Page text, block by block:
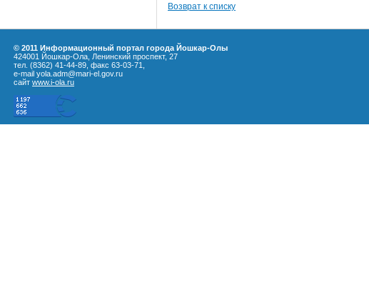
Возврат к списку
© 2011 Информационный портал города Йошкар-Олы
424001 Йошкар-Ола, Ленинский проспект, 27
тел. (8362) 41-44-89, факс 63-03-71,
e-mail yola.adm@mari-el.gov.ru
сайт www.i-ola.ru